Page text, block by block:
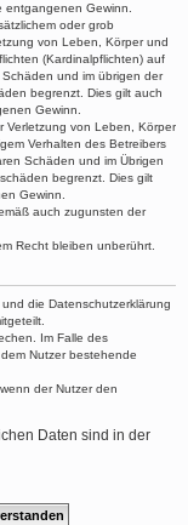
Gewinn.
oder grob
von Leben, Körper und
(Kardinalpflichten) auf
und im übrigen der
begrenzt. Dies gilt auch
Gewinn.
Verletzung von Leben, Körper
Verhalten des Betreibers
Schäden und im Übrigen
begrenzt. Dies gilt
Gewinn.
auch zugunsten der
Recht bleiben unberührt.
die Datenschutzerklärung
Im Falle des
Nutzer bestehende
der Nutzer den
Daten sind in der